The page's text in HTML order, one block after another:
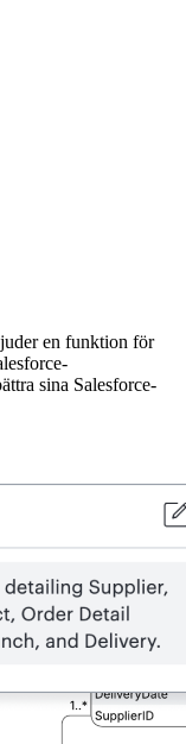
en funktion för
sina Salesforce-